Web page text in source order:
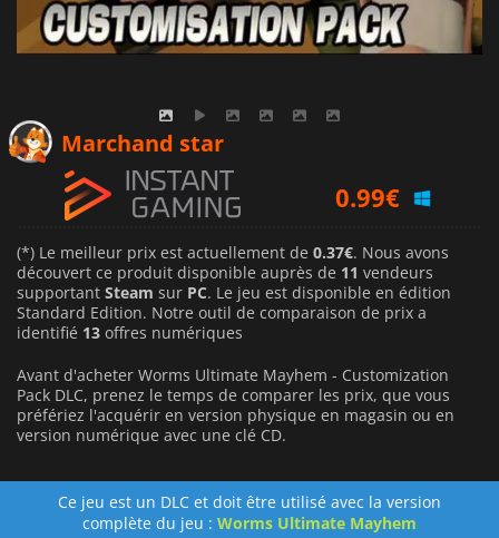
Marchand star
0.99€
0.37€
(*) Le meilleur prix est actuellement de 0.37€. Nous avons
découvert ce produit disponible auprès de 11 vendeurs
supportant Steam sur PC. Le jeu est disponible en édition
Standard Edition. Notre outil de comparaison de prix a
identifié 13 offres numériques
Avant d'acheter Worms Ultimate Mayhem - Customization
Pack DLC, prenez le temps de comparer les prix, que vous
préfériez l'acquérir en version physique en magasin ou en
version numérique avec une clé CD.
Ce jeu est un DLC et doit être utilisé avec la version
complète du jeu : Worms Ultimate Mayhem